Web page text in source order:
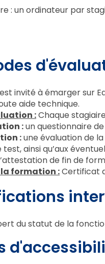
: un ordinateur par
invité à émarger sur
aide technique.
:Chaque
:un questionnaire
:une évaluation de
test, ainsi qu’aux
de fin de
formation :Certificat
du statut de la